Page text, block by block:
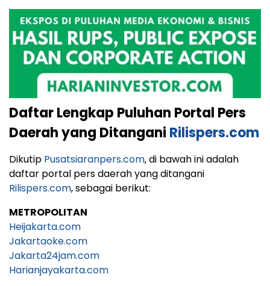
Daftar Lengkap Puluhan Portal Pers
Daerah yang Ditangani Rilispers.com
Dikutip Pusatsiaranpers.com, di bawah ini adalah
daftar portal pers daerah yang ditangani
Rilispers.com, sebagai berikut:
METROPOLITAN
Heijakarta.com
Jakartaoke.com
Jakarta24jam.com
Harianjayakarta.com